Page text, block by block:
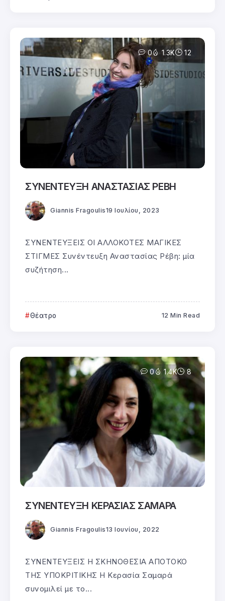
0 1.3K 12
ΣΥΝΕΝΤΕΥΞΗ ΑΝΑΣΤΑΣΙΑΣ ΡΕΒΗ
Giannis Fragoulis19 Ιουλίου, 2023
ΣΥΝΕΝΤΕΥΞΕΙΣ ΟΙ ΑΛΛΟΚΟΤΕΣ ΜΑΓΙΚΕΣ
ΣΤΙΓΜΕΣ Συνέντευξη Αναστασίας Ρέβη: μία
συζήτηση...
Θέατρο 12 Min Read
0 1.4K 8
ΣΥΝΕΝΤΕΥΞΗ ΚΕΡΑΣΙΑΣ ΣΑΜΑΡΑ
Giannis Fragoulis13 Ιουνίου, 2022
ΣΥΝΕΝΤΕΥΞΕΙΣ Η ΣΚΗΝΟΘΕΣΙΑ ΑΠΟΤΟΚΟ
ΤΗΣ ΥΠΟΚΡΙΤΙΚΗΣ Η Κερασία Σαμαρά
συνομιλεί με το...